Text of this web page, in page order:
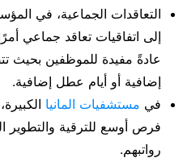
التعاقدات الجماعية، في
إلى اتفاقيات تعاقد جماعي
عادةً مفيدة للموظفين بحيث
إضافية أو أيام عطل إضافية.
في مستشفيات المانيا
فرص أوسع للترقية والتطوير
رواتبهم.